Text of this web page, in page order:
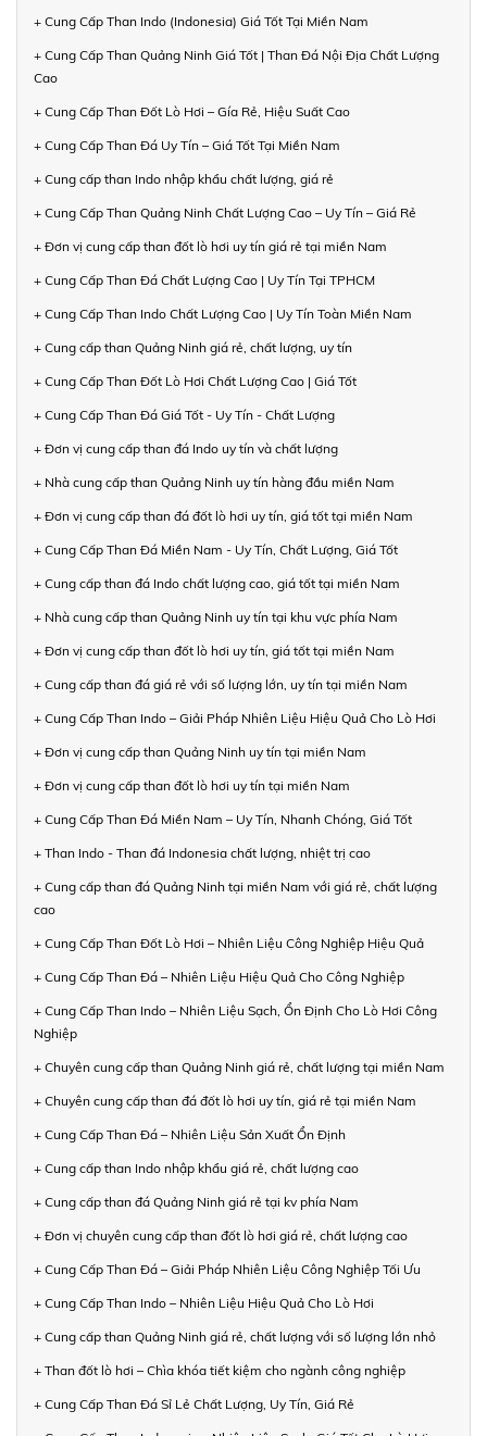
+ Cung Cấp Than Indo (Indonesia) Giá Tốt Tại Miền Nam
+ Cung Cấp Than Quảng Ninh Giá Tốt | Than Đá Nội Địa Chất Lượng
Cao
+ Cung Cấp Than Đốt Lò Hơi – Gía Rẻ, Hiệu Suất Cao
+ Cung Cấp Than Đá Uy Tín – Giá Tốt Tại Miền Nam
+ Cung cấp than Indo nhập khẩu chất lượng, giá rẻ
+ Cung Cấp Than Quảng Ninh Chất Lượng Cao – Uy Tín – Giá Rẻ
+ Đơn vị cung cấp than đốt lò hơi uy tín giá rẻ tại miền Nam
+ Cung Cấp Than Đá Chất Lượng Cao | Uy Tín Tại TPHCM
+ Cung Cấp Than Indo Chất Lượng Cao | Uy Tín Toàn Miền Nam
+ Cung cấp than Quảng Ninh giá rẻ, chất lượng, uy tín
+ Cung Cấp Than Đốt Lò Hơi Chất Lượng Cao | Giá Tốt
+ Cung Cấp Than Đá Giá Tốt - Uy Tín - Chất Lượng
+ Đơn vị cung cấp than đá Indo uy tín và chất lượng
+ Nhà cung cấp than Quảng Ninh uy tín hàng đầu miền Nam
+ Đơn vị cung cấp than đá đốt lò hơi uy tín, giá tốt tại miền Nam
+ Cung Cấp Than Đá Miền Nam - Uy Tín, Chất Lượng, Giá Tốt
+ Cung cấp than đá Indo chất lượng cao, giá tốt tại miền Nam
+ Nhà cung cấp than Quảng Ninh uy tín tại khu vực phía Nam
+ Đơn vị cung cấp than đốt lò hơi uy tín, giá tốt tại miền Nam
+ Cung cấp than đá giá rẻ với số lượng lớn, uy tín tại miền Nam
+ Cung Cấp Than Indo – Giải Pháp Nhiên Liệu Hiệu Quả Cho Lò Hơi
+ Đơn vị cung cấp than Quảng Ninh uy tín tại miền Nam
+ Đơn vị cung cấp than đốt lò hơi uy tín tại miền Nam
+ Cung Cấp Than Đá Miền Nam – Uy Tín, Nhanh Chóng, Giá Tốt
+ Than Indo - Than đá Indonesia chất lượng, nhiệt trị cao
+ Cung cấp than đá Quảng Ninh tại miền Nam với giá rẻ, chất lượng
cao
+ Cung Cấp Than Đốt Lò Hơi – Nhiên Liệu Công Nghiệp Hiệu Quả
+ Cung Cấp Than Đá – Nhiên Liệu Hiệu Quả Cho Công Nghiệp
+ Cung Cấp Than Indo – Nhiên Liệu Sạch, Ổn Định Cho Lò Hơi Công
Nghiệp
+ Chuyên cung cấp than Quảng Ninh giá rẻ, chất lượng tại miền Nam
+ Chuyên cung cấp than đá đốt lò hơi uy tín, giá rẻ tại miền Nam
+ Cung Cấp Than Đá – Nhiên Liệu Sản Xuất Ổn Định
+ Cung cấp than Indo nhập khẩu giá rẻ, chất lượng cao
+ Cung cấp than đá Quảng Ninh giá rẻ tại kv phía Nam
+ Đơn vị chuyên cung cấp than đốt lò hơi giá rẻ, chất lượng cao
+ Cung Cấp Than Đá – Giải Pháp Nhiên Liệu Công Nghiệp Tối Ưu
+ Cung Cấp Than Indo – Nhiên Liệu Hiệu Quả Cho Lò Hơi
+ Cung cấp than Quảng Ninh giá rẻ, chất lượng với số lượng lớn nhỏ
+ Than đốt lò hơi – Chìa khóa tiết kiệm cho ngành công nghiệp
+ Cung Cấp Than Đá Sỉ Lẻ Chất Lượng, Uy Tín, Giá Rẻ